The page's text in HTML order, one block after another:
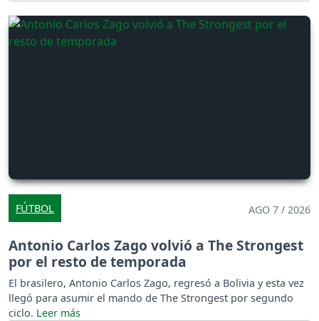
FÚTBOL AGO 7 / 2026
Antonio Carlos Zago volvió a The Strongest
por el resto de temporada
El brasilero, Antonio Carlos Zago, regresó a Bolivia y esta vez
llegó para asumir el mando de The Strongest por segundo
ciclo.